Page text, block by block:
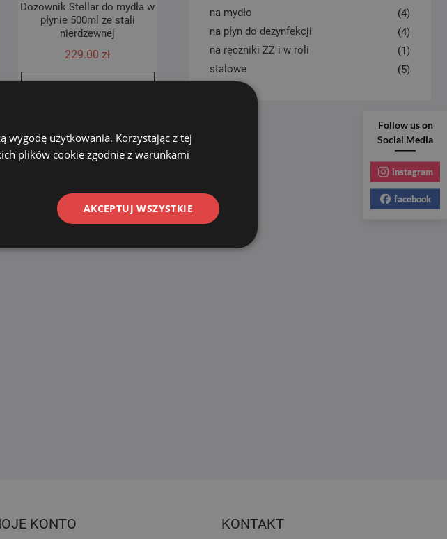
Dozownik Stellar do mydła w
płynie 500ml ze stali
nierdzewnej
229.00 zł
na mydło
(4)
na płyn do dezynfekcji
(4)
na ręczniki ZZ i w roli
(1)
stalowe
(5)
KONTO KONTAKT
Follow us on
Social Media
instagram
facebook
wygodę użytkowania. Korzystając z tej
plików cookie zgodnie z warunkami
AKCEPTUJ WSZYSTKIE